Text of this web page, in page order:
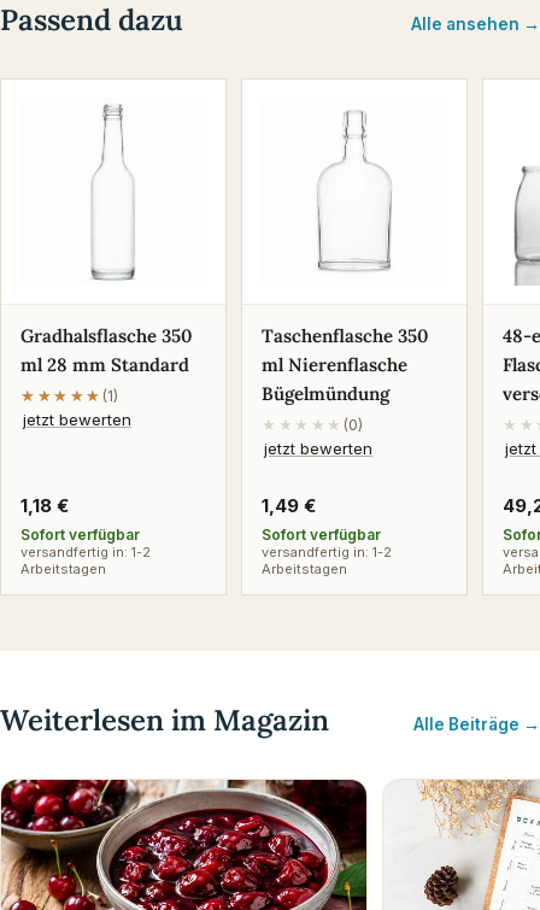
Passend dazu Alle ansehen →
Gradhalsflasche 350
ml 28 mm Standard
★★★★★
★★★★★ (1)
jetzt bewerten
Regulärer
Preis
1,18 €
Sofort verfügbar
versandfertig in: 1-2
Arbeitstagen
Taschenflasche 350
ml Nierenflasche
Bügelmündung
★★★★★ (0)
jetzt bewerten
Regulärer
Preis
1,49 €
Sofort verfügbar
versandfertig in: 1-2
Arbeitstagen
48-
Weiterlesen im Magazin Alle Beiträge →